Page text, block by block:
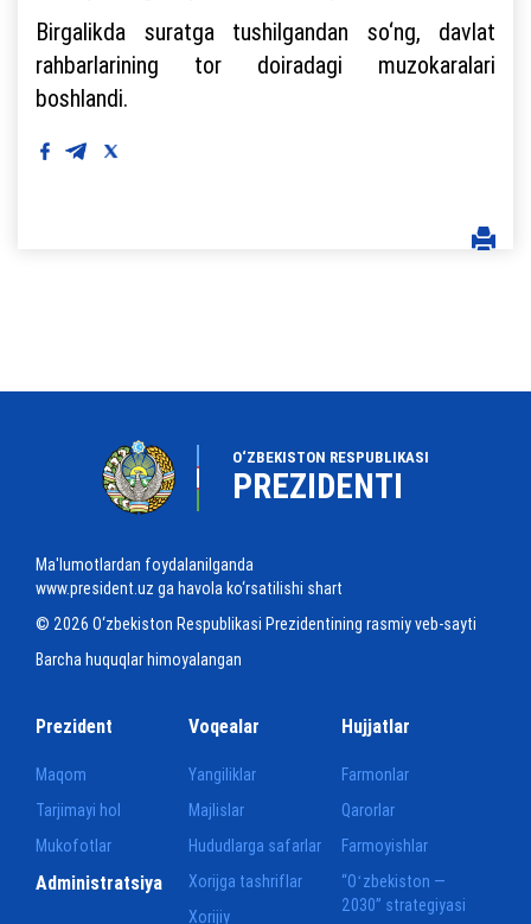
Birgalikda suratga tushilgandan so‘ng, davlat
rahbarlarining tor doiradagi muzokaralari
boshlandi.
O‘ZBEKISTON RESPUBLIKASI
PREZIDENTI
Ma'lumotlardan foydalanilganda
www.president.uz ga havola ko‘rsatilishi shart
© 2026 O‘zbekiston Respublikasi Prezidentining rasmiy veb-sayti
Barcha huquqlar himoyalangan
Prezident
Maqom
Tarjimayi hol
Mukofotlar
Voqealar
Yangiliklar
Majlislar
Hududlarga safarlar
Xorijga tashriflar
Xorijiy
Hujjatlar
Farmonlar
Qarorlar
Farmoyishlar
“Oʻzbekiston —
2030” strategiyasi
Administratsiya